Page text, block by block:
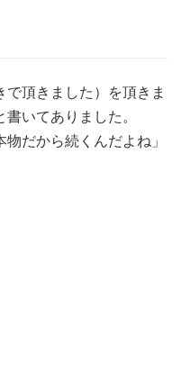
頂きました）を頂きま
いてありました。
だから続くんだよね」